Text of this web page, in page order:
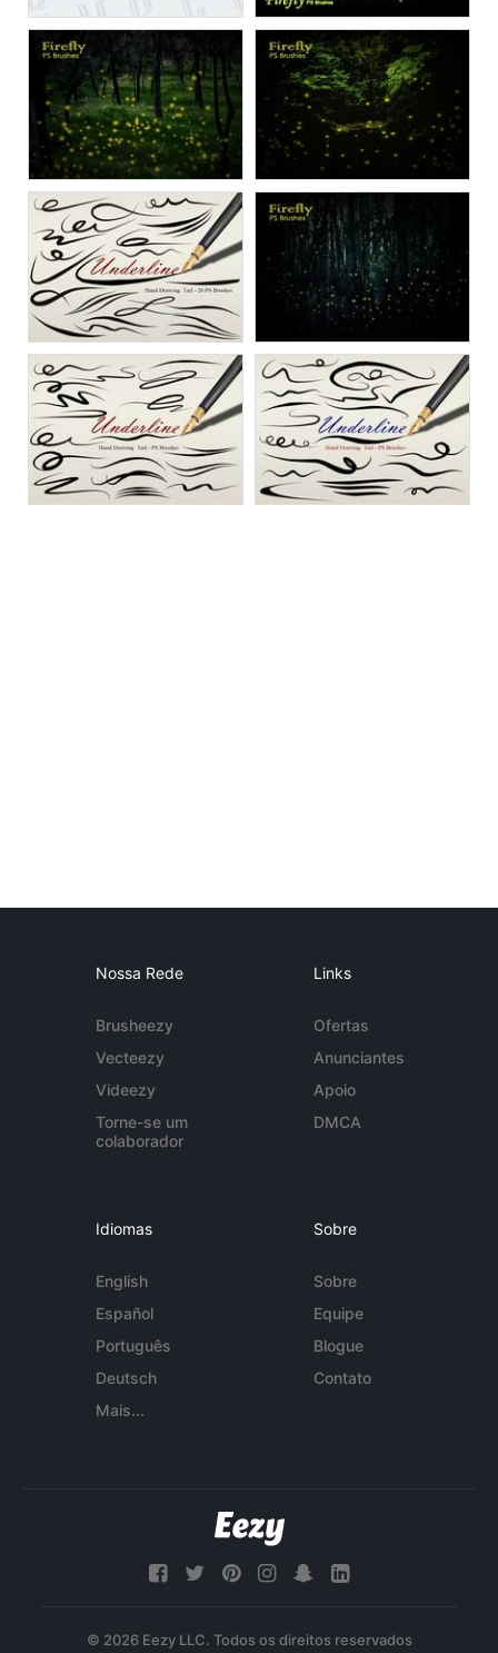
Nossa Rede
Brusheezy
Vecteezy
Videezy
Torne-se um
colaborador
Links
Ofertas
Anunciantes
Apoio
DMCA
Idiomas
English
Español
Português
Deutsch
Mais...
Sobre
Sobre
Equipe
Blogue
Contato
© 2026 Eezy LLC. Todos os direitos reservados